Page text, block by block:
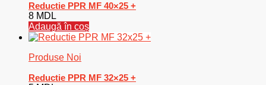
Reductie PPR MF 40×25 +
8 MDL
Adaugă în coș
Produse Noi
Reductie PPR MF 32×25 +